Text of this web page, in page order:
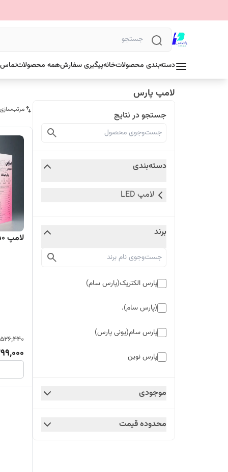
دسته‌بندی محصولاتخانهپیگیری سفارشهمه محصولاتتماس
لامپ پارس
جستجو در نتایج
دسته‌بندی
لامپ LED
برند
پارس الکتریک(پارس سام)
(پارس سام).
پارس سام(یونی پارس)
پارس نوین
لومکس
موجودی
محدوده قیمت
لامپ 50 واتLEDبرند پارس(اقتصادی)
526,440